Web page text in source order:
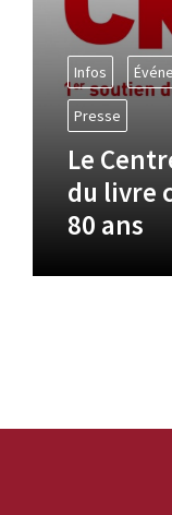
Infos
Presse
Le
du livre
80 ans